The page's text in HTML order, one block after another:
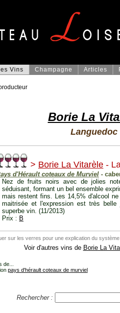
Vins Champagne Articles
Borie La
Languedoc
> Borie La Vitarèle -
d'Hérault coteaux de Murviel -
Nez de fruits noirs avec de jolies
séduisant, formant un bel ensemble
mais restent fins. Les 14,5% d'alcool
maitrisée et l'expression est très
superbe vin. (11/2013)
Prix : B
sur les verres pour une explication du
Voir d'autres vins de Borie La
pays d'hérault coteaux de murviel
Rechercher :